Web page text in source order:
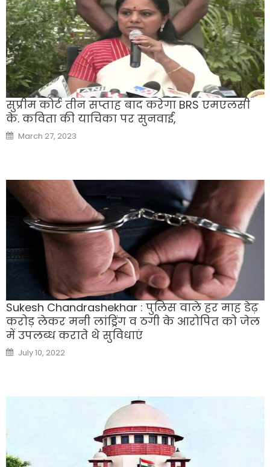
सुप्रीम कोर्ट तीन सप्ताह बाद करेगा BRS एमएलसी
के. कविता की याचिका पर सुनवाई,
Posted
on
March 27, 2023
Sukesh Chandrashekhar : पुलिस वाले हर माह डेढ़
करोड़ लेकर मनी लांड्रिंग व ठगी के आरोपित को जेल
में उपलब्ध कराते थे सुविधाएं
Posted
on
July 10, 2022